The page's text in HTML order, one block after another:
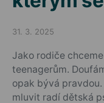
Posted on
31. 3. 2025
Jako rodiče
teenagerům.
opak bývá
mluvit radí dětská